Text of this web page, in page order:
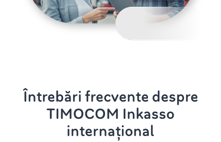
Întrebări frecvente despre
TIMOCOM Inkasso
internațional